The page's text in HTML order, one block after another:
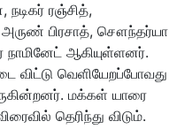
ரஞ்சித்,
அருண் பிரசாத், சௌந்தர்யா
நாமினேட் ஆகியுள்ளனர்.
விட்டு வெளியேறப்போவது
மக்கள் யாரை
தெரிந்து விடும்.